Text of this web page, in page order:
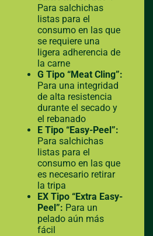
Para salchichas
listas para el
consumo en las que
se requiere una
ligera adherencia de
la carne
G Tipo “Meat Cling”:
Para una integridad
de alta resistencia
durante el secado y
el rebanado
E Tipo “Easy-Peel”:
Para salchichas
listas para el
consumo en las que
es necesario retirar
la tripa
EX Tipo “Extra Easy-
Peel”: Para un
pelado aún más
fácil